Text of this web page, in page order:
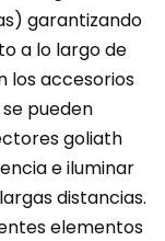
garantizando
a lo largo de
los accesorios
pueden
goliath
e iluminar
distancias.
elementos